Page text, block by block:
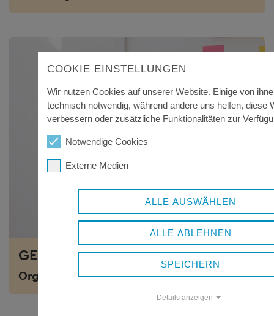
GESUNDHEITSREGION
Organisation
COOKIE EINSTELLUNGEN
Wir nutzen Cookies auf unserer Website. Einige von
technisch notwendig, während andere uns helfen, diese
verbessern oder zusätzliche Funktionalitäten zur
Notwendige Cookies
Externe Medien
ALLE AUSWÄHLEN
ALLE ABLEHNEN
SPEICHERN
Details anzeigen